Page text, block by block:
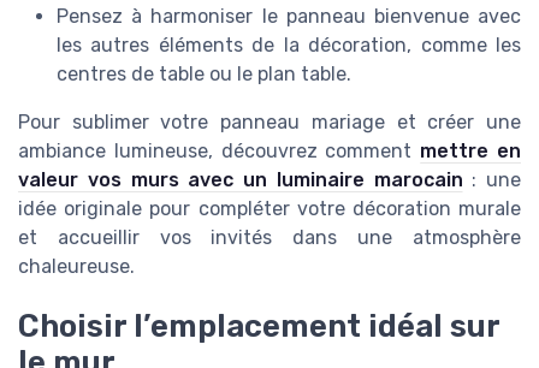
Pensez à harmoniser le panneau bienvenue avec
les autres éléments de la décoration, comme les
centres de table ou le plan table.
Pour sublimer votre panneau mariage et créer une
ambiance lumineuse, découvrez comment mettre en
valeur vos murs avec un luminaire marocain : une
idée originale pour compléter votre décoration murale
et accueillir vos invités dans une atmosphère
chaleureuse.
Choisir l’emplacement idéal sur